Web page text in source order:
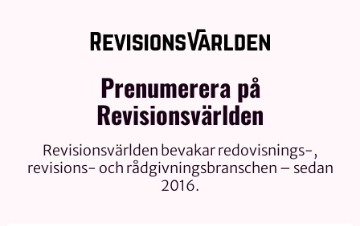
Prenumerera på
Revisionsvärlden
Revisionsvärlden bevakar redovisnings-,
revisions- och rådgivningsbranschen – sedan
2016.